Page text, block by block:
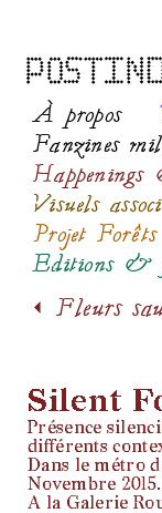
À propos
Fanzines
Visuels
Projet
Editions &
< Fleurs
Silent
Présence
différents
Dans le métro
Novembre 2015.
A la Galerie